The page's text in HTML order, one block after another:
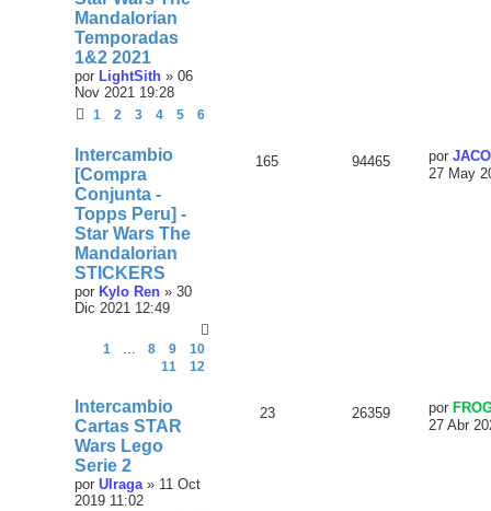
Mandalorian
Temporadas
1&2 2021
por LightSith » 06
Nov 2021 19:28
1 2 3 4 5 6
Intercambio
[Compra
Conjunta -
Topps Peru] -
Star Wars The
Mandalorian
STICKERS
por Kylo Ren » 30
Dic 2021 12:49
1 8 9
10
11
12
165 94465 por
27 May
Intercambio
Cartas STAR
Wars Lego
Serie 2
por Ulraga» 11 Oct
2019 11:02
23 26359 por
27 Abr